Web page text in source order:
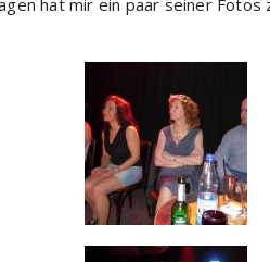
hat mir ein paar seiner